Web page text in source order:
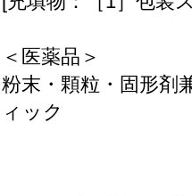
＜医薬品＞
粉末・顆粒・固形
ィック